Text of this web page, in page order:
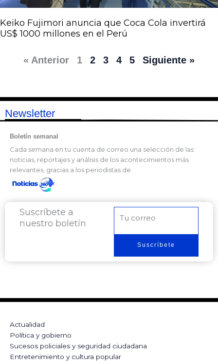
Keiko Fujimori anuncia que Coca Cola invertirá
US$ 1000 millones en el Perú
« Anterior 1 2 3 4 5 Siguiente »
Newsletter
Boletín semanal
Cada semana en tu cuenta de correo una selección de las
noticias, reportajes y análisis de los acontecimientos más
relevantes, gracias a los periodistas de
Suscríbete a
nuestro boletín
electrónico
Suscríbete
Actualidad
Política y gobierno
Sucesos policiales y seguridad ciudadana
Entretenimiento y cultura popular